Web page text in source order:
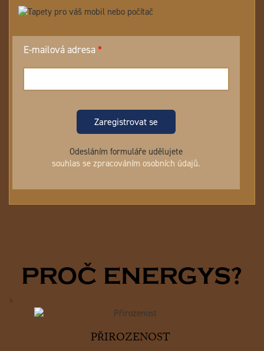
E-mailová adresa
Zaregistrovat se
Odesláním formuláře udělujete
souhlas se zpracováním osobních údajů.
PROČ ENERGYS?
>
PŘIROZENOST